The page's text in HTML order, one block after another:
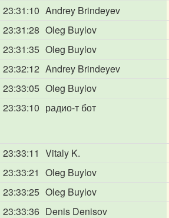
23:31:10 Andrey Brindeyev
23:31:28 Oleg Buylov
23:31:35 Oleg Buylov
23:32:12 Andrey Brindeyev
23:33:05 Oleg Buylov
23:33:10 радио-т бот
23:33:11 Vitaly K.
23:33:21 Oleg Buylov
23:33:25 Oleg Buylov
23:33:36 Denis Denisov